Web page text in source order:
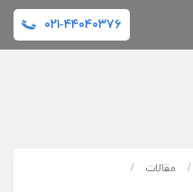
۰۲۱-۴۴۰۴۰۳۷۶
مقالات